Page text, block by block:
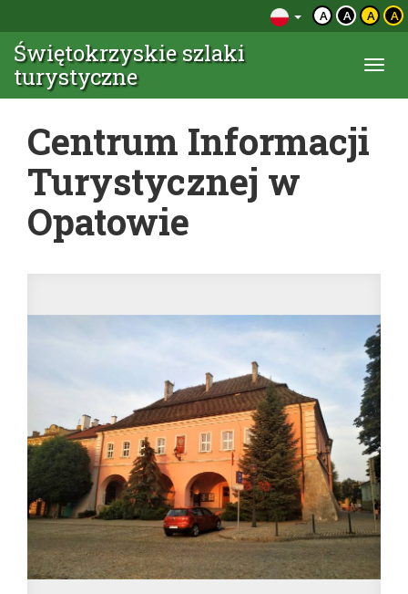
A A A A
Świętokrzyskie szlaki
turystyczne
Centrum Informacji
Turystycznej w
Opatowie